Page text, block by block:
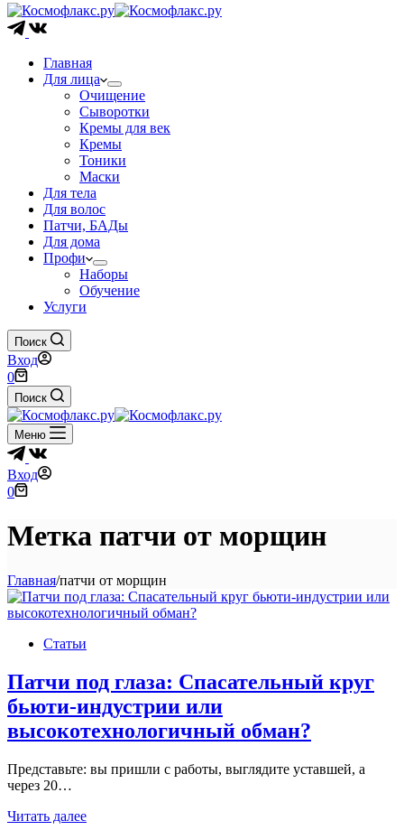
Главная
Для лица
Очищение
Сыворотки
Кремы для век
Кремы
Тоники
Маски
Для тела
Для волос
Патчи, БАДы
Для дома
Профи
Наборы
Обучение
Услуги
Поиск
Вход
Корзина
0
Поиск
Меню
Вход
Корзина
0
Метка патчи от морщин
Главная/патчи от морщин
Статьи
Патчи под глаза: Спасательный круг
бьюти-индустрии или
высокотехнологичный обман?
Представьте: вы пришли с работы, выглядите уставшей, а
через 20…
Читать далееПатчи